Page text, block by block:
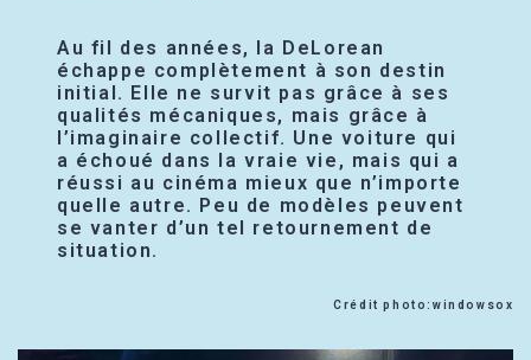
Au fil des années, la DeLorean
échappe complètement à son destin
initial. Elle ne survit pas grâce à ses
qualités mécaniques, mais grâce à
l’imaginaire collectif. Une voiture qui
a échoué dans la vraie vie, mais qui a
réussi au cinéma mieux que n’importe
quelle autre. Peu de modèles peuvent
se vanter d’un tel retournement de
situation.
Crédit photo:windowsox